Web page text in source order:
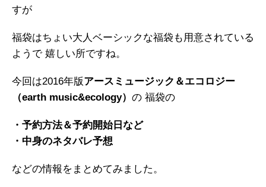
すが
福袋はちょい大人ベーシックな福袋も用意されている
ようで 嬉しい所ですね。
今回は2016年版アースミュージック＆エコロジー
（earth music&ecology） の 福袋の
・予約方法＆予約開始日など
・中身のネタバレ予想
などの情報をまとめてみました。